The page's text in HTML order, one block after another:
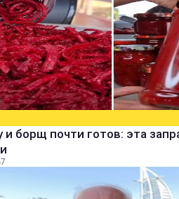
и борщ почти готов: эта